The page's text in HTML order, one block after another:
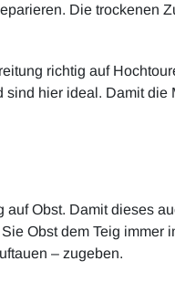
Die trockenen
richtig auf
sind hier ideal. Damit
Obst. Damit dieses
Obst dem Teig immer
– zugeben.